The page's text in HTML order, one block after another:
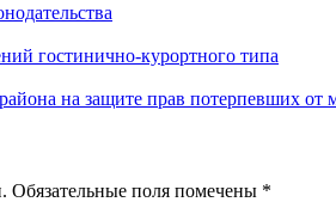
гостинично-курортного типа
на защите прав потерпевших от
Обязательные поля помечены *